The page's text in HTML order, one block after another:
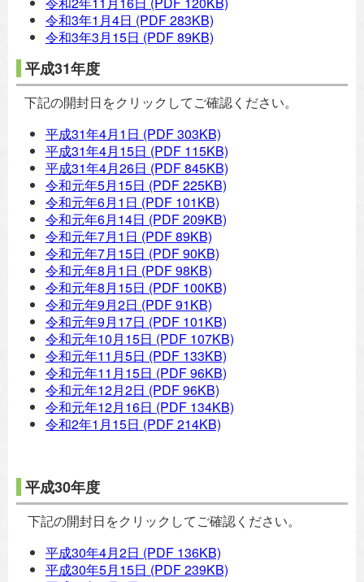
令和3年1月4日 (PDF 283KB)
令和3年3月15日 (PDF 89KB)
平成31年度
下記の開封日をクリックしてご確認ください。
平成31年4月1日 (PDF 303KB)
平成31年4月15日 (PDF 115KB)
平成31年4月26日 (PDF 845KB)
令和元年5月15日 (PDF 225KB)
令和元年6月1日 (PDF 101KB)
令和元年6月14日 (PDF 209KB)
令和元年7月1日 (PDF 89KB)
令和元年7月15日 (PDF 90KB)
令和元年8月1日 (PDF 98KB)
令和元年8月15日 (PDF 100KB)
令和元年9月2日 (PDF 91KB)
令和元年9月17日 (PDF 101KB)
令和元年10月15日 (PDF 107KB)
令和元年11月5日 (PDF 133KB)
令和元年11月15日 (PDF 96KB)
令和元年12月2日 (PDF 96KB)
令和元年12月16日 (PDF 134KB)
令和2年1月15日 (PDF 214KB)
平成30年度
下記の開封日をクリックしてご確認ください。
平成30年4月2日 (PDF 136KB)
平成30年5月15日 (PDF 239KB)